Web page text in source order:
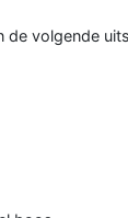
de volgende